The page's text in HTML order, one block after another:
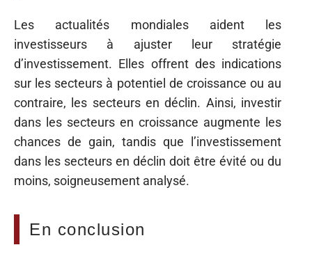
Les actualités mondiales aident les
investisseurs à ajuster leur stratégie
d’investissement. Elles offrent des indications
sur les secteurs à potentiel de croissance ou au
contraire, les secteurs en déclin. Ainsi, investir
dans les secteurs en croissance augmente les
chances de gain, tandis que l’investissement
dans les secteurs en déclin doit être évité ou du
moins, soigneusement analysé.
En conclusion